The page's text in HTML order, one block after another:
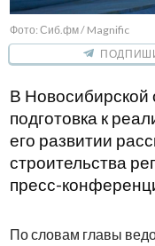
Фото: Сиб.фм / Magnific
В Новосибирской
подготовка к
его развитии
строительства
пресс-
По словам главы